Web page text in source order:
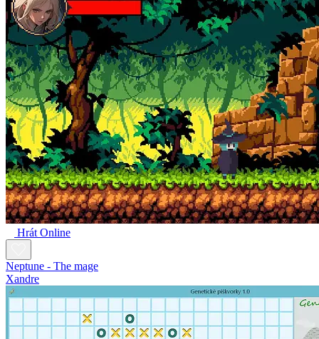
Hrát Online
Neptune - The mage
Xandre